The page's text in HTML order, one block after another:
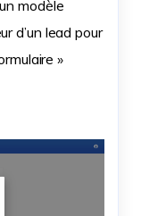
modèle
d’un lead pour
»